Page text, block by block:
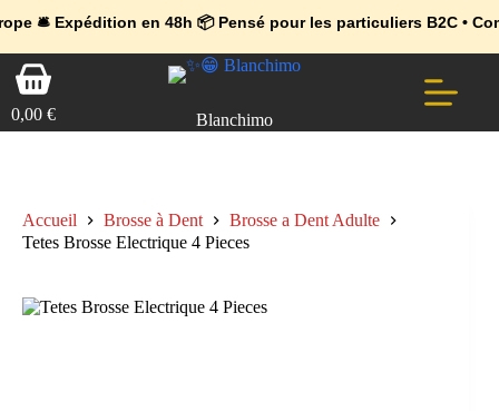
en 48h 📦 Pensé pour les particuliers B2C •
🔥 Déjà adopté par les pros 👉 Passez en Espace Pro B2B 📦
💼 Offres réservées aux professionnels 🚀 Rejoignez l’Espace Pro
PasserPanier
d’achat
0,00 € Blanchimo
Accueil Brosse à Dent
Brosse a Dent Adulte
Tetes Brosse Electrique 4 Pieces